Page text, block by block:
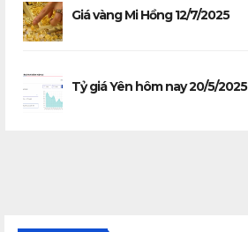
Giá vàng Mi Hồng 12/7/2025
Tỷ giá Yên hôm nay 20/5/2025